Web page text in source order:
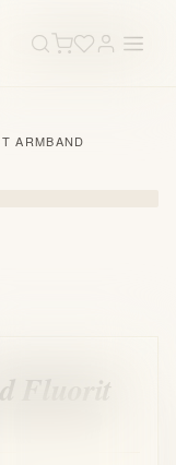
ARMBAND
Fluorit